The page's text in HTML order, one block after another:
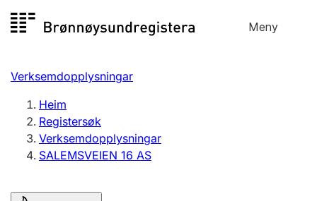
til
Meny
Registersøk
Aksjeselskap
Enkeltpersonføretak
Registrere, endre, slette
Verksemdopplysningar
Heim
Registersøk
Verksemdopplysningar
SALEMSVEIEN 16 AS